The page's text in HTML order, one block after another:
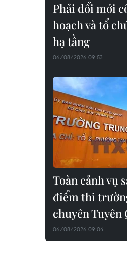
Phải đổi mới
hoạch và tổ
hạ tầng
06/08/2026 09:53
Toàn cảnh vụ
điểm thi
chuyên Tuyên
06/08/2026 09:04